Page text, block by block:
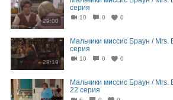
29:00
серия
10 0 0
29:19
Мальчики миссис Браун / Mrs.
серия
10 0 0
Мальчики миссис Браун / Mrs.
22 серия